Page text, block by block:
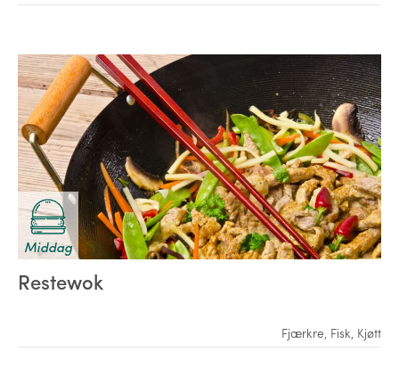
Middag
Restewok
Fjærkre, Fisk, Kjøtt